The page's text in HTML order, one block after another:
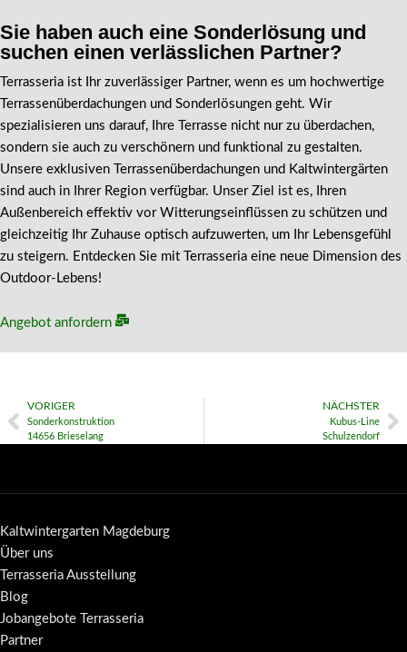
Sie haben auch eine Sonderlösung und
suchen einen verlässlichen Partner?
Terrasseria ist Ihr zuverlässiger Partner, wenn es um hochwertige
Terrassenüberdachungen und Sonderlösungen geht. Wir
spezialisieren uns darauf, Ihre Terrasse nicht nur zu überdachen,
sondern sie auch zu verschönern und funktional zu gestalten.
Unsere exklusiven Terrassenüberdachungen und Kaltwintergärten
sind auch in Ihrer Region verfügbar. Unser Ziel ist es, Ihren
Außenbereich effektiv vor Witterungseinflüssen zu schützen und
gleichzeitig Ihr Zuhause optisch aufzuwerten, um Ihr Lebensgefühl
zu steigern. Entdecken Sie mit Terrasseria eine neue Dimension des
Outdoor-Lebens!
Angebot anfordern
VORIGER
Sonderkonstruktion
14656 Brieselang
NÄCHSTER
Kubus-Line
Schulzendorf
Kaltwintergarten Magdeburg
Über uns
Terrasseria Ausstellung
Blog
Jobangebote Terrasseria
Partner